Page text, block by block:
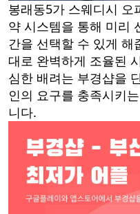
봉래동5가 스웨디시 오
약 시스템을 통해 미리
간을 선택할 수 있게 해
대로 완벽하게 조율된
심한 배려는 부경샵을
인의 요구를 충족시키
니다.